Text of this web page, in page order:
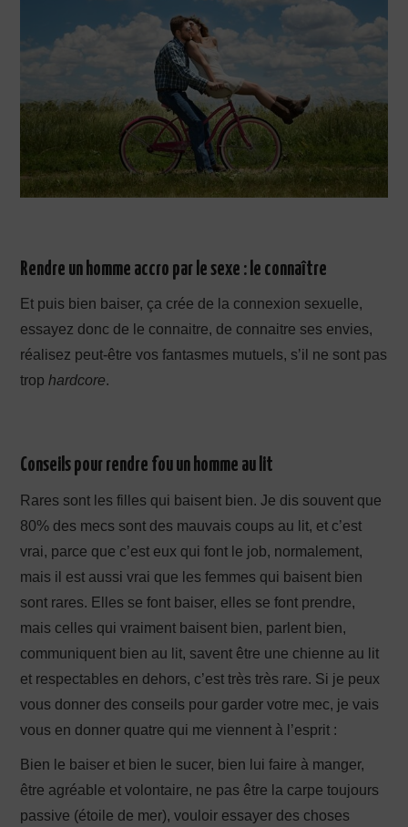
Rendre un homme accro par le sexe : le connaître
Et puis bien baiser, ça crée de la connexion sexuelle,
essayez donc de le connaitre, de connaitre ses envies,
réalisez peut-être vos fantasmes mutuels, s’il ne sont pas
trophardcore.
Conseils pour rendre fou un homme au lit
Rares sont les filles qui baisent bien. Je dis souvent que
80% des mecs sont des mauvais coups au lit, et c’est
vrai, parce que c’est eux qui font le job, normalement,
mais il est aussi vrai que les femmes qui baisent bien
sont rares. Elles se font baiser, elles se font prendre,
mais celles qui vraiment baisent bien, parlent bien,
communiquent bien au lit, savent être une chienne au lit
et respectables en dehors, c’est très très rare. Si je peux
vous donner des conseils pour garder votre mec, je vais
vous en donner quatre qui me viennent à l’esprit :
Bien le baiser et bien le sucer, bien lui faire à manger,
être agréable et volontaire, ne pas être la carpe toujours
passive (étoile de mer), vouloir essayer des choses